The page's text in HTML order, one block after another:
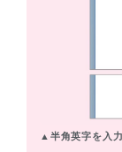
▲半角英字を入